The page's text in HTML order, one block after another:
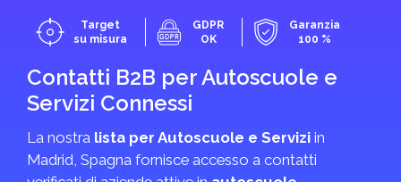
Target
su misura
GDPR
OK
Garanzia
100 %
Contatti B2B per Autoscuole e
Servizi Connessi
La nostra lista per Autoscuole e Servizi in
Madrid, Spagna fornisce accesso a contatti